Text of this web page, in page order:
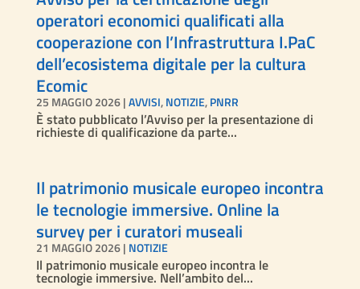
operatori economici qualificati alla
cooperazione con l’Infrastruttura I.PaC
dell’ecosistema digitale per la cultura
Ecomic
25 MAGGIO 2026|AVVISI,NOTIZIE,PNRR
È stato pubblicato l’Avviso per la presentazione di
richieste di qualificazione da parte...
Il patrimonio musicale europeo incontra
le tecnologie immersive. Online la
survey per i curatori museali
21 MAGGIO 2026| NOTIZIE
Il patrimonio musicale europeo incontra le
tecnologie immersive. Nell’ambito del...